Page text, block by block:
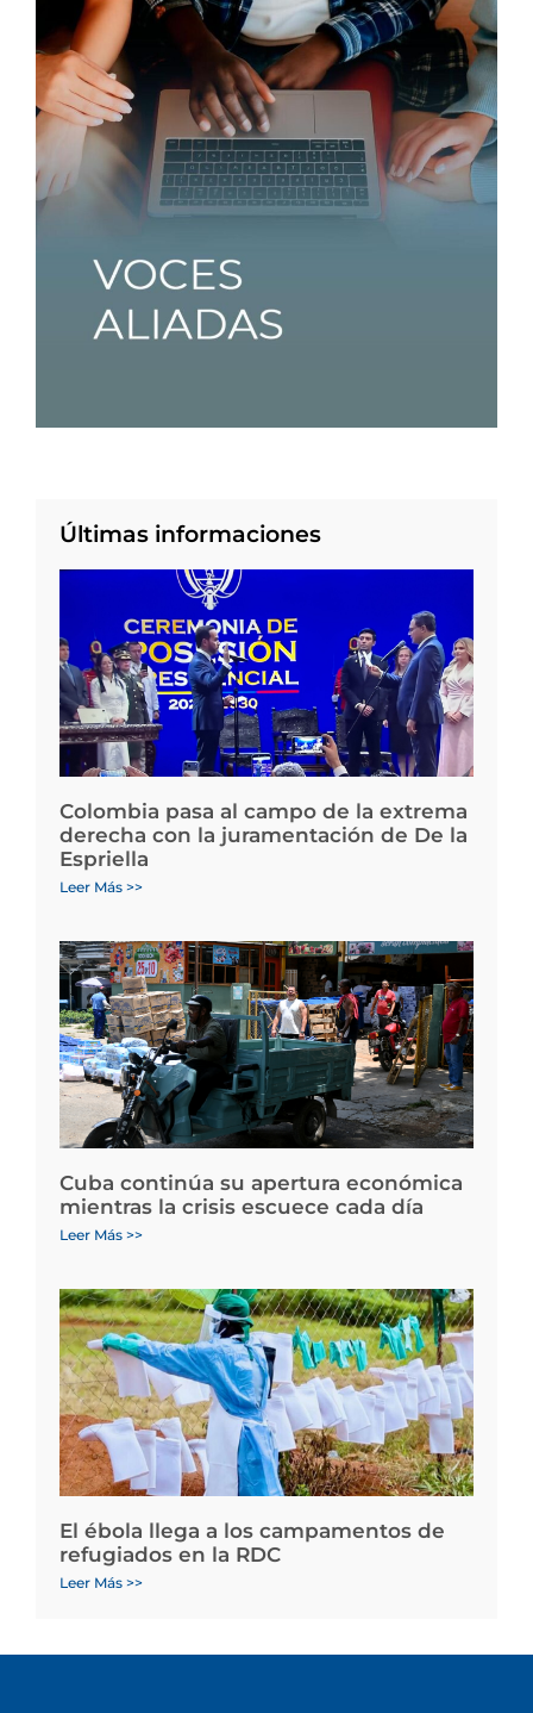
Últimas informaciones
Colombia pasa al campo de la extrema
derecha con la juramentación de De la
Espriella
Leer Más >>
Cuba continúa su apertura económica
mientras la crisis escuece cada día
Leer Más >>
El ébola llega a los campamentos de
refugiados en la RDC
Leer Más >>